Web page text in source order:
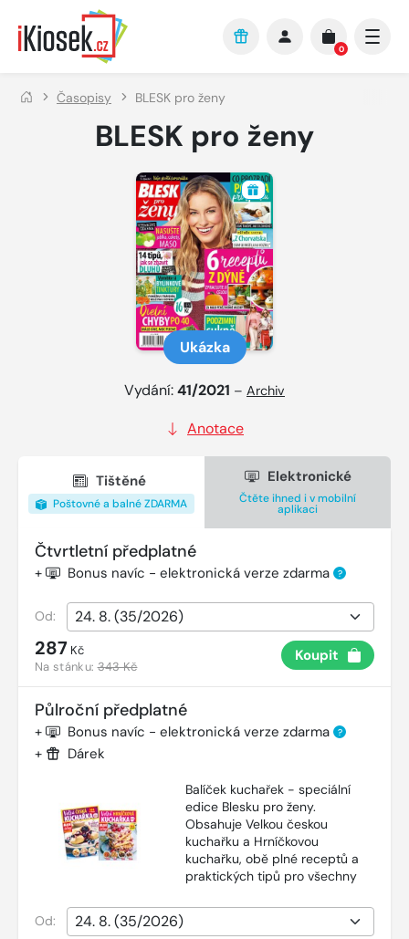
Přejít na hlavní obsah
0
Časopisy BLESK pro ženy
BLESK pro ženy
Ukázka
Vydání:41/2021 – Archiv
Anotace
Tištěné
Poštovné a balné ZDARMA
Elektronické
Čtěte ihned i v mobilní
aplikaci
Čtvrtletní předplatné
+ Bonus navíc - elektronická verze zdarma ?
Od:
287 Kč
Na stánku:343 Kč
Koupit
Půlroční předplatné
+ Bonus navíc - elektronická verze zdarma ?
+ Dárek
Balíček kuchařek - speciální
edice Blesku pro ženy.
Obsahuje Velkou českou
kuchařku a Hrníčkovou
kuchařku, obě plné receptů a
praktických tipů pro všechny
Od: